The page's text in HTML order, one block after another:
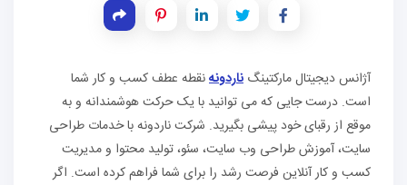
آژانس دیجیتال مارکتینگ ناردونهنقطه عطف کسب و کار شما
است. درست جایی که می توانید با یک حرکت هوشمندانه و به
موقع از رقبای خود پیشی بگیرید. شرکت ناردونه با خدمات طراحی
سایت، آموزش طراحی وب سایت، سئو، تولید محتوا و مدیریت
کسب و کار آنلاین فرصت رشد را برای شما فراهم کرده است. اگر